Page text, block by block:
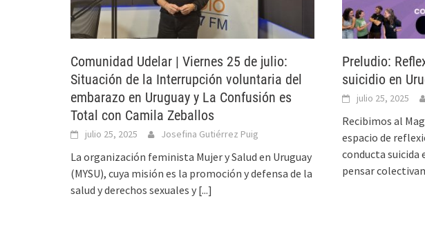
Comunidad Udelar | Viernes 25 de julio:
Situación de la Interrupción voluntaria del
embarazo en Uruguay y La Confusión es
Total con Camila Zeballos
julio 25, 2025 Josefina Gutiérrez Puig
La organización feminista Mujer y Salud en Uruguay
(MYSU), cuya misión es la promoción y defensa de la
salud y derechos sexuales y [...]
Preludio:
suicidio en
julio 25, 2025
Recibimos al
espacio de
conducta suicida
pensar